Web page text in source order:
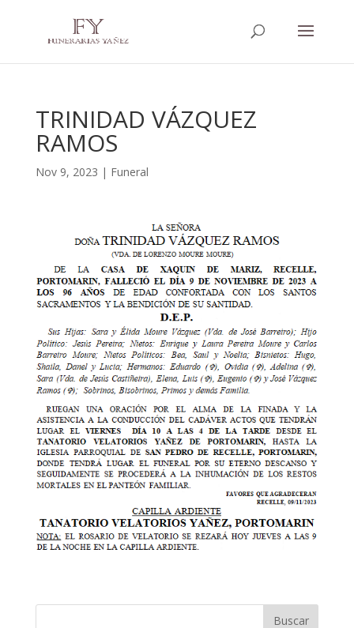
TRINIDAD VÁZQUEZ
RAMOS
Nov 9, 2023 | Funeral